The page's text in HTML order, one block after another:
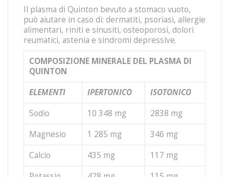
Il plasma di Quinton bevuto a stomaco vuoto,
può aiutare in caso di: dermatiti, psoriasi, allergie
alimentari, riniti e sinusiti, osteoporosi, dolori
reumatici, astenia e sindromi depressive.
COMPOSIZIONE MINERALE DEL PLASMA DI
QUINTON
ELEMENTI
IPERTONICO
ISOTONICO
Sodio
10 348 mg
2838 mg
Magnesio
1 285 mg
346 mg
Calcio
435 mg
117 mg